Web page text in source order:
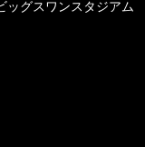
ッグスワンスタジアム